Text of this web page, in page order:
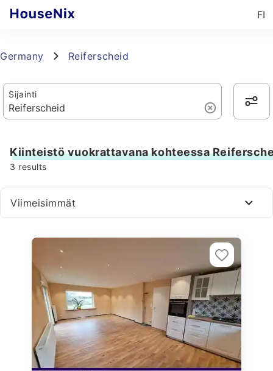
FI
Germany Reiferscheid
Sijainti
Kiinteistö vuokrattavana kohteessa
3 results
Viimeisimmät